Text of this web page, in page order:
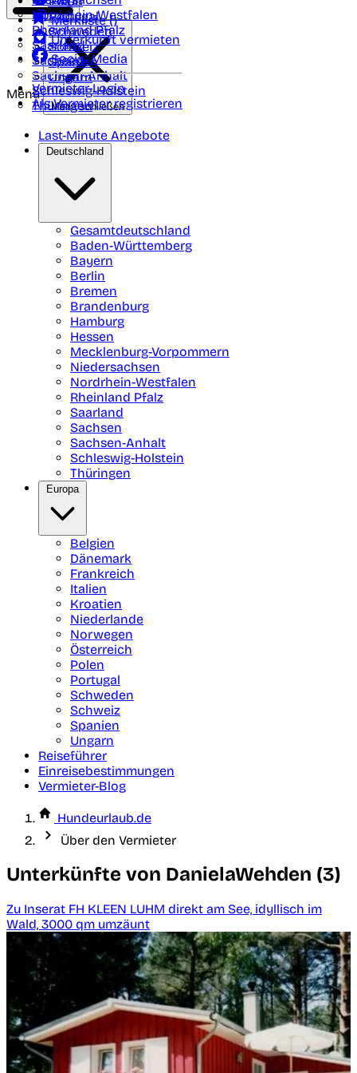
Nordrhein-Westfalen
Rheinland Pfalz
Saarland
Sachsen
Sachsen-Anhalt
Schleswig-Holstein
Thüringen
Portugal
Schweden
Schweiz
Spanien
Ungarn
Merkliste ()
Unterkunft vermieten
Social Media
Vermieter-Login
Als Vermieter registrieren
Menü
Menü schließen
Last-Minute Angebote
Deutschland
Gesamtdeutschland
Baden-Württemberg
Bayern
Berlin
Bremen
Brandenburg
Hamburg
Hessen
Mecklenburg-Vorpommern
Niedersachsen
Nordrhein-Westfalen
Rheinland Pfalz
Saarland
Sachsen
Sachsen-Anhalt
Schleswig-Holstein
Thüringen
Europa
Belgien
Dänemark
Frankreich
Italien
Kroatien
Niederlande
Norwegen
Österreich
Polen
Portugal
Schweden
Schweiz
Spanien
Ungarn
Reiseführer
Einreisebestimmungen
Vermieter-Blog
Hundeurlaub.de
Über den Vermieter
Unterkünfte von DanielaWehden (3)
Zu Inserat FH KLEEN LUHM direkt am See, idyllisch im
Wald, 3000 qm umzäunt